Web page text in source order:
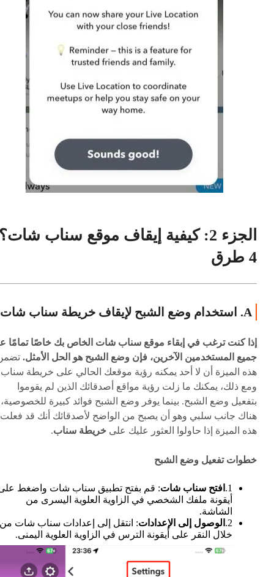
الجزء 2: كيفية إيقاف موقع سناب
4 طرق
A. استخدام وضع الشبح لإيقاف خريطة سناب شات
إذا كنت ترغب في إبقاء موقع سناب شات الخاص بك خاصًا تمامًا
جميع المستخدمين الآخرين، فإن وضع الشبح هو الحل الأمثل.
هذه الميزة أن لا أحد يمكنه رؤية موقعك الحالي على خريطة
ومع ذلك، يمكنك ما زلت رؤية مواقع أصدقائك الذين لم يقوموا
بتفعيل وضع الشبح. بينما يوفر وضع الشبح فوائد كبيرة للخصوصية،
هناك جانب سلبي وهو أن يصبح من الواضح لأصدقائك أنك قد فعلت
هذه الميزة إذا حاولوا العثور عليك على خريطة سناب.
خطوات تفعيل وضع الشبح
1. افتح سناب شات: قم بفتح تطبيق سناب شات واضغط
أيقونة ملفك الشخصي في الزاوية العلوية اليسرى من
الشاشة.
2. الوصول إلى الإعدادات: انتقل إلى إعدادات سناب شات من
خلال النقر على أيقونة الترس في الزاوية العلوية اليمنى.